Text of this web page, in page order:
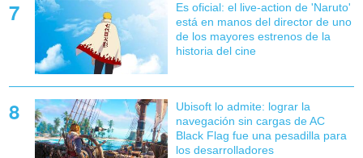
Es oficial: el live-action de 'Naruto'
está en manos del director de uno
de los mayores estrenos de la
historia del cine
Ubisoft lo admite: lograr la
navegación sin cargas de AC
Black Flag fue una pesadilla para
los desarrolladores